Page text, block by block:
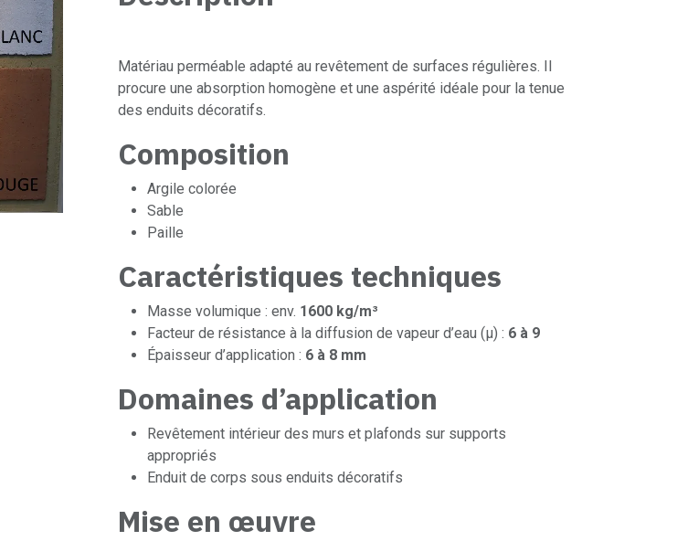
Matériau perméable adapté au revêtement de surfaces régulières. Il
procure une absorption homogène et une aspérité idéale pour la tenue
des enduits décoratifs.
Composition
Argile colorée
Sable
Paille
Caractéristiques techniques
Masse volumique : env. 1600 kg/m³
Facteur de résistance à la diffusion de vapeur d’eau (μ) : 6 à 9
Épaisseur d’application : 6 à 8 mm
Domaines d’application
Revêtement intérieur des murs et plafonds sur supports
appropriés
Enduit de corps sous enduits décoratifs
Mise en œuvre